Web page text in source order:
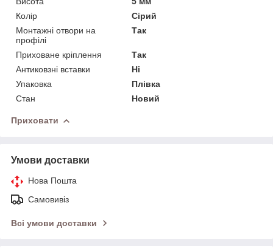
Колір
Сірий
Монтажні отвори на
профілі
Так
Приховане кріплення
Так
Антиковзні вставки
Ні
Упаковка
Плівка
Стан
Новий
Приховати
Умови доставки
Нова Пошта
Самовивіз
Всі умови доставки